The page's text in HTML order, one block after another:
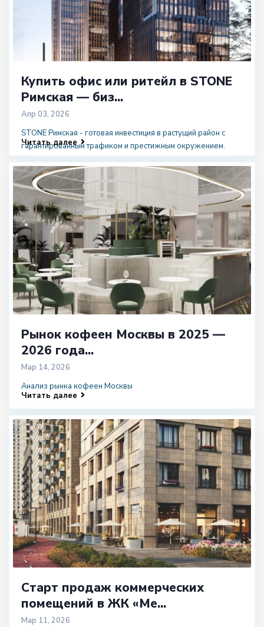
Купить офис или ритейл в STONE
Римская — биз...
Апр 03, 2026
STONE Римская - готовая инвестиция в растущий район с
гарантированным трафиком и престижным окружением.
Читать далее
Рынок кофеен Москвы в 2025 —
2026 года...
Мар 14, 2026
Анализ рынка кофеен Москвы
Читать далее
Старт продаж коммерческих
помещений в ЖК «Ме...
Мар 11, 2026